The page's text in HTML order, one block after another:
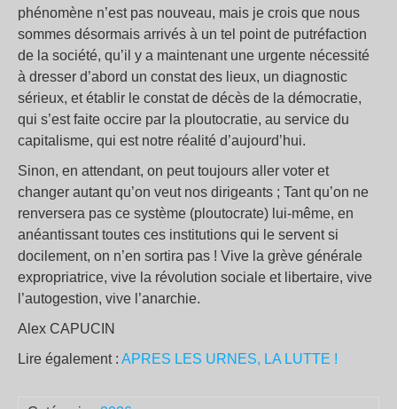
phénomène n’est pas nouveau, mais je crois que nous
sommes désormais arrivés à un tel point de putréfaction
de la société, qu’il y a maintenant une urgente nécessité
à dresser d’abord un constat des lieux, un diagnostic
sérieux, et établir le constat de décès de la démocratie,
qui s’est faite occire par la ploutocratie, au service du
capitalisme, qui est notre réalité d’aujourd’hui.
Sinon, en attendant, on peut toujours aller voter et
changer autant qu’on veut nos dirigeants ; Tant qu’on ne
renversera pas ce système (ploutocrate) lui-même, en
anéantissant toutes ces institutions qui le servent si
docilement, on n’en sortira pas ! Vive la grève générale
expropriatrice, vive la révolution sociale et libertaire, vive
l’autogestion, vive l’anarchie.
Alex CAPUCIN
Lire également : APRES LES URNES, LA LUTTE !